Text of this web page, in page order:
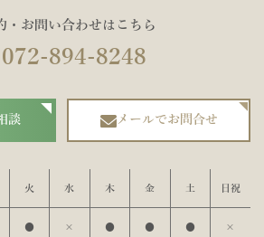
・お問い合わせはこちら
072-894-8248
談 メールでお問合せ
火 水 木 金 土 日祝
● × ● ● ● ×